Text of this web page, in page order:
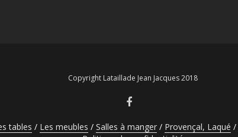
Copyright Lataillade Jean Jacques 2018
tables Les meubles Salles à manger Provençal, Laqué